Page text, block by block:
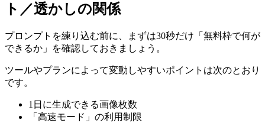
ト／透かしの関係
プロンプトを練り込む前に、まずは30秒だけ「無料枠で何が
できるか」を確認しておきましょう。
ツールやプランによって変動しやすいポイントは次のとおり
です。
1日に生成できる画像枚数
「高速モード」の利用制限